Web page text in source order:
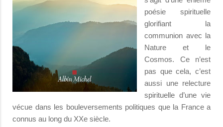
poésie spirituelle
glorifiant la
communion avec la
Nature et le
Cosmos. Ce n’est
pas que cela, c’est
aussi une relecture
spirituelle d’une vie
vécue dans les bouleversements politiques que la France a
connus au long du XXe siècle.